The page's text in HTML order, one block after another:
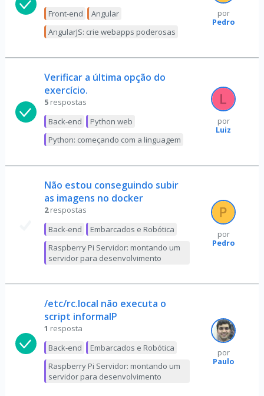
Front-end
Angular
AngularJS: crie webapps poderosas
por
Pedro
Verificar a última opção do
exercício.
5 respostas
Back-end
Python web
Python: começando com a linguagem
por
Luiz
Não estou conseguindo subir
as imagens no docker
2 respostas
Back-end
Embarcados e Robótica
Raspberry Pi Servidor: montando um
servidor para desenvolvimento
por
Pedro
/etc/rc.local não executa o
script informaIP
1 resposta
Back-end
Embarcados e Robótica
Raspberry Pi Servidor: montando um
servidor para desenvolvimento
por
Paulo